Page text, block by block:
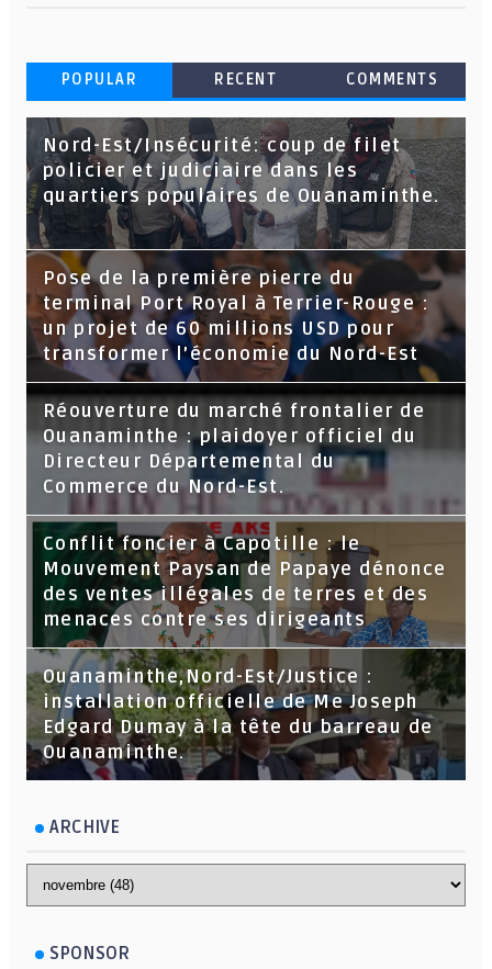
POPULAR RECENT COMMENTS
Nord-Est/Insécurité: coup de filet
policier et judiciaire dans les
quartiers populaires de Ouanaminthe.
Pose de la première pierre du
terminal Port Royal à Terrier-Rouge :
un projet de 60 millions USD pour
transformer l’économie du Nord-Est
Réouverture du marché frontalier de
Ouanaminthe : plaidoyer officiel du
Directeur Départemental du
Commerce du Nord-Est.
Conflit foncier à Capotille : le
Mouvement Paysan de Papaye dénonce
des ventes illégales de terres et des
menaces contre ses dirigeants
Ouanaminthe,Nord-Est/Justice :
installation officielle de Me Joseph
Edgard Dumay à la tête du barreau de
Ouanaminthe.
ARCHIVE
SPONSOR